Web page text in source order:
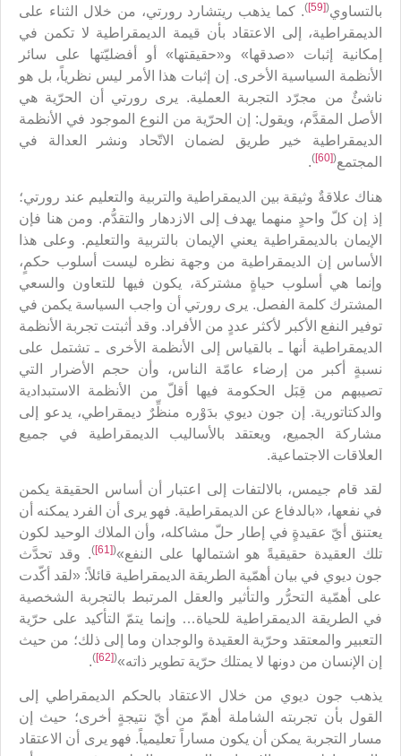
بالتساوي(
[59]
). كما يذهب ريتشارد رورتي، من خلال الثناء على
الديمقراطية، إلى الاعتقاد بأن قيمة الديمقراطية لا تكمن في
إمكانية إثبات «صدقها» و«حقيقتها» أو أفضليّتها على سائر
الأنظمة السياسية الأخرى. إن إثبات هذا الأمر ليس نظرياً، بل هو
ناشئٌ من مجرّد التجربة العملية. يرى رورتي أن الحرّية هي
الأصل المقدَّم، ويقول: إن الحرّية من النوع الموجود في الأنظمة
الديمقراطية خير طريق لضمان الاتّحاد ونشر العدالة في
المجتمع(
[60]
)
.
هناك علاقةٌ وثيقة بين الديمقراطية والتربية والتعليم عند رورتي؛
إذ إن كلّ واحدٍ منهما يهدف إلى الازدهار والتقدُّم. ومن هنا فإن
الإيمان بالديمقراطية يعني الإيمان بالتربية والتعليم. وعلى هذا
الأساس إن الديمقراطية من وجهة نظره ليست أسلوب حكمٍ،
وإنما هي أسلوب حياةٍ مشتركة، يكون فيها للتعاون والسعي
المشترك كلمة الفصل. يرى رورتي أن واجب السياسة يكمن في
توفير النفع الأكبر لأكثر عددٍ من الأفراد. وقد أثبتت تجربة الأنظمة
الديمقراطية أنها ـ بالقياس إلى الأنظمة الأخرى ـ تشتمل على
نسبةٍ أكبر من إرضاء عامّة الناس، وأن حجم الأضرار التي
تصيبهم من قِبَل الحكومة فيها أقلّ من الأنظمة الاستبدادية
والدكتاتورية. إن جون ديوي بدَوْره منظِّرٌ ديمقراطي، يدعو إلى
مشاركة الجميع، ويعتقد بالأساليب الديمقراطية في جميع
العلاقات الاجتماعية.
لقد قام جيمس، بالالتفات إلى اعتبار أن أساس الحقيقة يكمن
في نفعها، «بالدفاع عن الديمقراطية. فهو يرى أن الفرد يمكنه أن
يعتنق أيّ عقيدةٍ في إطار حلّ مشاكله، وأن الملاك الوحيد لكون
تلك العقيدة حقيقيةً هو اشتمالها على النفع»(
[61]
). وقد تحدَّث
جون ديوي في بيان أهمّية الطريقة الديمقراطية قائلاً: «لقد أكّدت
على أهمّية التحرُّر والتأثير والعقل المرتبط بالتجربة الشخصية
في الطريقة الديمقراطية للحياة… وإنما يتمّ التأكيد على حرّية
التعبير والمعتقد وحرّية العقيدة والوجدان وما إلى ذلك؛ من حيث
إن الإنسان من دونها لا يمتلك حرّية تطوير ذاته»(
[62]
)
.
يذهب جون ديوي من خلال الاعتقاد بالحكم الديمقراطي إلى
القول بأن تجربته الشاملة أهمّ من أيّ نتيجةٍ أخرى؛ حيث إن
مسار التجربة يمكن أن يكون مساراً تعليمياً. فهو يرى أن الاعتقاد